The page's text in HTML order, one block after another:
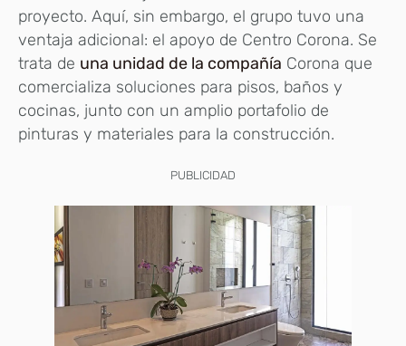
proyecto. Aquí, sin embargo, el grupo tuvo una
ventaja adicional: el apoyo de Centro Corona. Se
trata de una unidad de la compañía Corona que
comercializa soluciones para pisos, baños y
cocinas, junto con un amplio portafolio de
pinturas y materiales para la construcción.
PUBLICIDAD